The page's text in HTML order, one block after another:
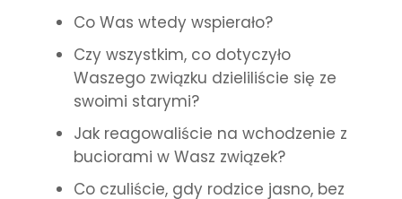
Co Was wtedy wspierało?
Czy wszystkim, co dotyczyło
Waszego związku dzieliliście się ze
swoimi starymi?
Jak reagowaliście na wchodzenie z
buciorami w Wasz związek?
Co czuliście, gdy rodzice jasno, bez